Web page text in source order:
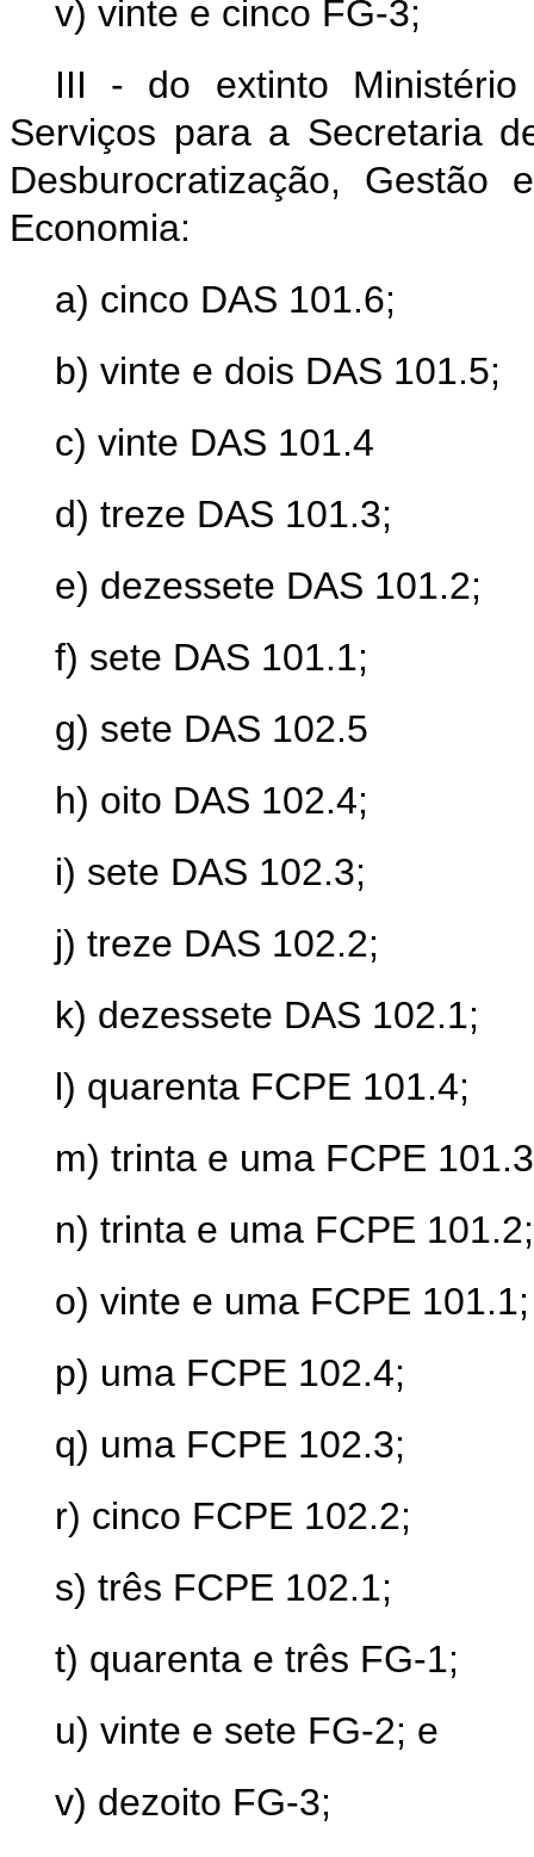
v) vinte e cinco FG-3;
III - do extinto
Serviços para a Secretaria
Desburocratização,
Economia:
a) cinco DAS 101.6;
b) vinte e dois DAS 101.5;
c) vinte DAS 101.4
d) treze DAS 101.3;
e) dezessete DAS 101.2;
f) sete DAS 101.1;
g) sete DAS 102.5
h) oito DAS 102.4;
i) sete DAS 102.3;
j) treze DAS 102.2;
k) dezessete DAS 102.1;
l) quarenta FCPE 101.4;
m) trinta e uma FCPE
n) trinta e uma FCPE 101.2;
o) vinte e uma FCPE 101.1;
p) uma FCPE 102.4;
q) uma FCPE 102.3;
r) cinco FCPE 102.2;
s) três FCPE 102.1;
t) quarenta e três FG-1;
u) vinte e sete FG-2; e
v) dezoito FG-3;